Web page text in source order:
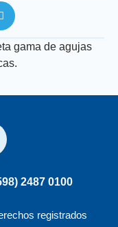
gama de agujas
2487 0100
registrados